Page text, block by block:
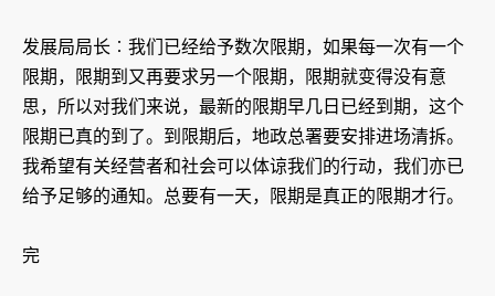
发展局局长︰我们已经给予数次限期，如果每一次有一个
限期，限期到又再要求另一个限期，限期就变得没有意
思，所以对我们来说，最新的限期早几日已经到期，这个
限期已真的到了。到限期后，地政总署要安排进场清拆。
我希望有关经营者和社会可以体谅我们的行动，我们亦已
给予足够的通知。总要有一天，限期是真正的限期才行。
完